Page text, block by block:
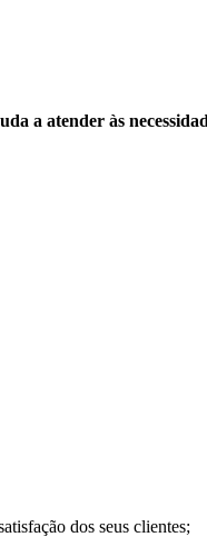
a atender às
dos seus clientes;